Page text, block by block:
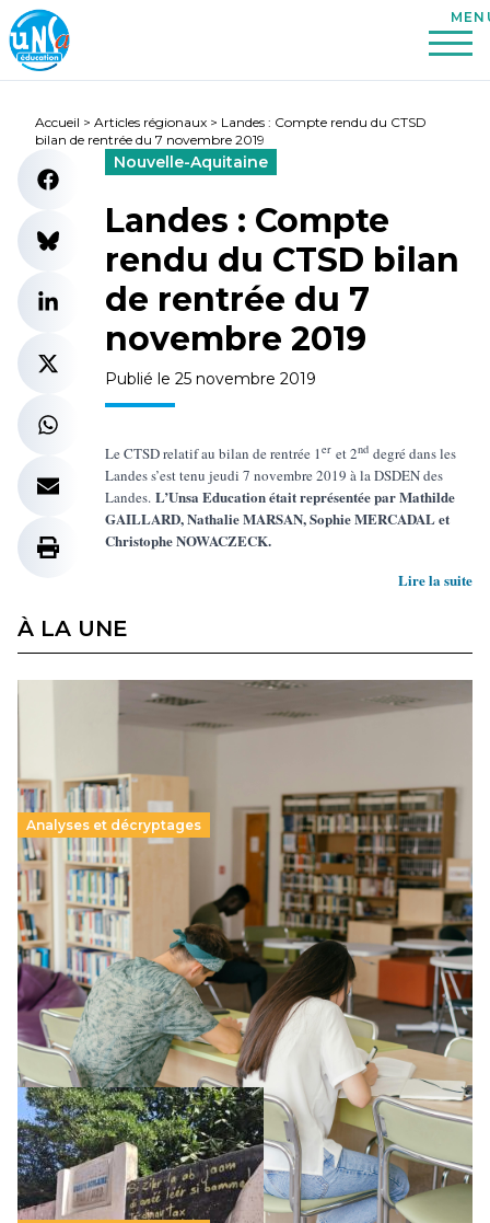
Accueil > Articles régionaux > Landes : Compte rendu du CTSD
bilan de rentrée du 7 novembre 2019
Nouvelle-Aquitaine
Landes : Compte
rendu du CTSD bilan
de rentrée du 7
novembre 2019
Publié le 25 novembre 2019
Le CTSD relatif au bilan de rentrée 1er et 2nd degré dans les
Landes s’est tenu jeudi 7 novembre 2019 à la DSDEN des
Landes. L’Unsa Education était représentée par Mathilde
GAILLARD, Nathalie MARSAN, Sophie MERCADAL et
Christophe NOWACZECK.
Lire la suite
À LA UNE
Analyses et décryptages
Supérieur privé : une dérive qui met à mal la
promesse républicaine
11 juillet 2026-
Le projet de loi sur la régulation de l’enseignement
supérieur privé met en lumière l’amplification d’un système
qui relègue l’acte pédagogique au superfétatoire, voire à…
Lire la suite →